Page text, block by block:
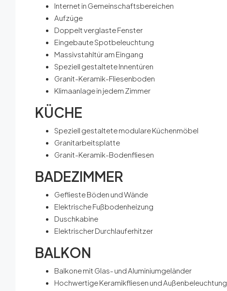
Internet in Gemeinschaftsbereichen
Aufzüge
Doppelt verglaste Fenster
Eingebaute Spotbeleuchtung
Massivstahltür am Eingang
Speziell gestaltete Innentüren
Granit-Keramik-Fliesenboden
Klimaanlage in jedem Zimmer
KÜCHE
Speziell gestaltete modulare Küchenmöbel
Granitarbeitsplatte
Granit-Keramik-Bodenfliesen
BADEZIMMER
Geflieste Böden und Wände
Elektrische Fußbodenheizung
Duschkabine
Elektrischer Durchlauferhitzer
BALKON
Balkone mit Glas- und Aluminiumgeländer
Hochwertige Keramikfliesen und Außenbeleuchtung